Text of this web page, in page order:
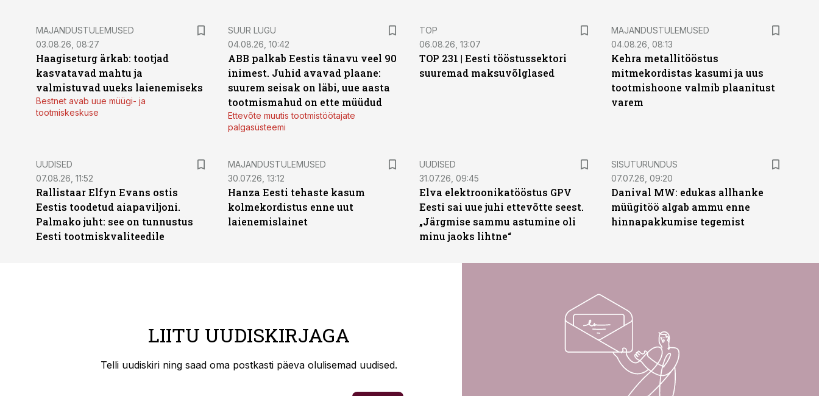
MAJANDUSTULEMUSED
03.08.26, 08:27
Haagiseturg ärkab: tootjad
kasvatavad mahtu ja
valmistuvad uueks laienemiseks
Bestnet avab uue müügi- ja
tootmiskeskuse
SUUR LUGU
04.08.26, 10:42
ABB palkab Eestis tänavu veel 90
inimest. Juhid avavad plaane:
suurem seisak on läbi, uue aasta
tootmismahud on ette müüdud
Ettevõte muutis tootmistöötajate
palgasüsteemi
TOP
06.08.26, 13:07
TOP 231 | Eesti tööstussektori
suuremad maksuvõlglased
MAJANDUSTULEMUSED
04.08.26, 08:13
Kehra metallitööstus
mitmekordistas kasumi ja uus
tootmishoone valmib plaanitust
varem
UUDISED
07.08.26, 11:52
Rallistaar Elfyn Evans ostis
Eestis toodetud aiapaviljoni.
Palmako juht: see on tunnustus
Eesti tootmiskvaliteedile
MAJANDUSTULEMUSED
30.07.26, 13:12
Hanza Eesti tehaste kasum
kolmekordistus enne uut
laienemislainet
UUDISED
31.07.26, 09:45
Elva elektroonikatööstus GPV
Eesti sai uue juhi ettevõtte seest.
„Järgmise sammu astumine oli
minu jaoks lihtne“
ST
SISUTURUNDUS
07.07.26, 09:20
Danival MW: edukas allhanke
müügitöö algab ammu enne
hinnapakkumise tegemist
LIITU UUDISKIRJAGA
Telli uudiskiri ning saad oma postkasti päeva olulisemad uudised.